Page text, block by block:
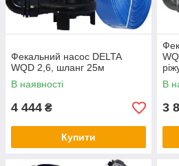
Фекальний насос DELTA
WQD 2,6, шланг 25м
В наявності
4 444 ₴
Купити
м
В
3